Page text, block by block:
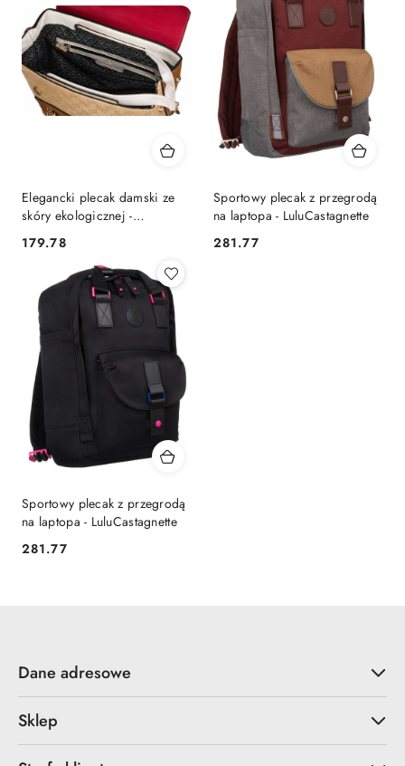
Elegancki plecak damski ze
skóry ekologicznej -
LuluCastagnette
Cena:
179.78
Sportowy plecak z przegrodą
na laptopa - LuluCastagnette
Cena:
281.77
Sportowy plecak z przegrodą
na laptopa - LuluCastagnette
Cena:
281.77
Dane adresowe
Sklep